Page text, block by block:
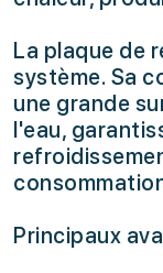
La plaque de
système. Sa
une grande
l'eau,
Principaux